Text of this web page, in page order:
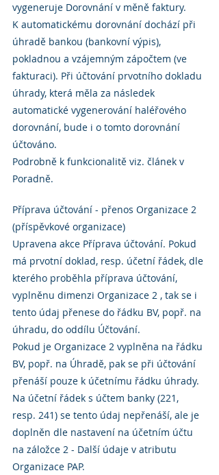
vygeneruje Dorovnání v měně faktury.
K automatickému dorovnání dochází při
úhradě bankou (bankovní výpis),
pokladnou a vzájemným zápočtem (ve
fakturaci). Při účtování prvotního dokladu
úhrady, která měla za následek
automatické vygenerování haléřového
dorovnání, bude i o tomto dorovnání
účtováno.
Podrobně k funkcionalitě viz. článek v
Poradně.
Příprava účtování - přenos Organizace 2
(příspěvkové organizace)
Upravena akce Příprava účtování. Pokud
má prvotní doklad, resp. účetní řádek, dle
kterého proběhla příprava účtování,
vyplněnu dimenzi Organizace 2 , tak se i
tento údaj přenese do řádku BV, popř. na
úhradu, do oddílu Účtování.
Pokud je Organizace 2 vyplněna na řádku
BV, popř. na Úhradě, pak se při účtování
přenáší pouze k účetnímu řádku úhrady.
Na účetní řádek s účtem banky (221,
resp. 241) se tento údaj nepřenáší, ale je
doplněn dle nastavení na účetním účtu
na záložce 2 - Další údaje v atributu
Organizace PAP.